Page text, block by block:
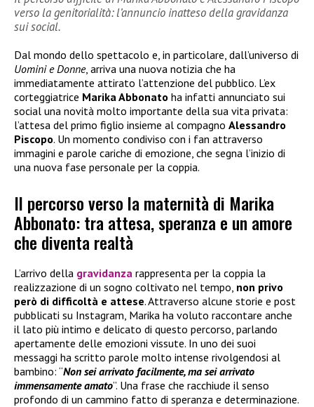
verso la genitorialità: l’annuncio inatteso della gravidanza
sui social.
Dal mondo dello spettacolo e, in particolare, dall’universo di
Uomini e Donne, arriva una nuova notizia che ha
immediatamente attirato l’attenzione del pubblico. L’ex
corteggiatrice Marika Abbonato ha infatti annunciato sui
social una novità molto importante della sua vita privata:
l’attesa del primo figlio insieme al compagno Alessandro
Piscopo. Un momento condiviso con i fan attraverso
immagini e parole cariche di emozione, che segna l’inizio di
una nuova fase personale per la coppia.
Il percorso verso la maternità di Marika
Abbonato: tra attesa, speranza e un amore
che diventa realtà
L’arrivo della gravidanza rappresenta per la coppia la
realizzazione di un sogno coltivato nel tempo, non privo
però di difficoltà e attese. Attraverso alcune storie e post
pubblicati su Instagram, Marika ha voluto raccontare anche
il lato più intimo e delicato di questo percorso, parlando
apertamente delle emozioni vissute. In uno dei suoi
messaggi ha scritto parole molto intense rivolgendosi al
bambino: “Non sei arrivato facilmente, ma sei arrivato
immensamente amato”. Una frase che racchiude il senso
profondo di un cammino fatto di speranza e determinazione.